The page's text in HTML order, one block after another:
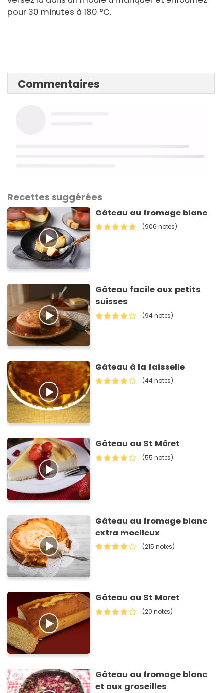
pour 30 minutes à 180 °C.
Commentaires
Recettes suggérées
Gâteau au fromage blanc
(906 notes)
Gâteau facile aux petits
suisses
(94 notes)
Gâteau à la faisselle
(44 notes)
Gâteau au St Môret
(55 notes)
Gâteau au fromage blanc
extra moelleux
(215 notes)
Gâteau au St Moret
(20 notes)
Gâteau au fromage blanc
et aux groseilles